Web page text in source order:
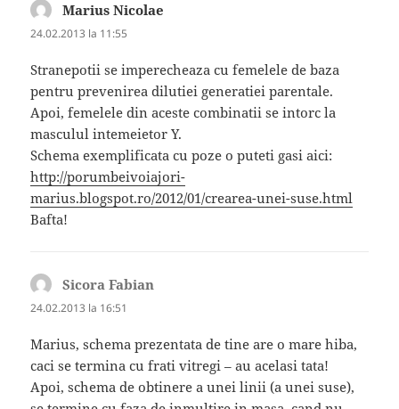
Marius Nicolae
24.02.2013 la 11:55
Stranepotii se imperecheaza cu femelele de baza
pentru prevenirea dilutiei generatiei parentale.
Apoi, femelele din aceste combinatii se intorc la
masculul intemeietor Y.
Schema exemplificata cu poze o puteti gasi aici:
http://porumbeivoiajori-
marius.blogspot.ro/2012/01/crearea-unei-suse.html
Bafta!
Sicora Fabian
24.02.2013 la 16:51
Marius, schema prezentata de tine are o mare hiba,
caci se termina cu frati vitregi – au acelasi tata!
Apoi, schema de obtinere a unei linii (a unei suse),